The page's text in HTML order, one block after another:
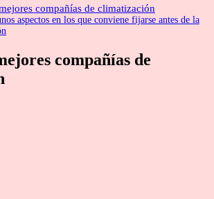
compañías de climatización
aspectos en los que conviene fijarse antes de la
compañías de